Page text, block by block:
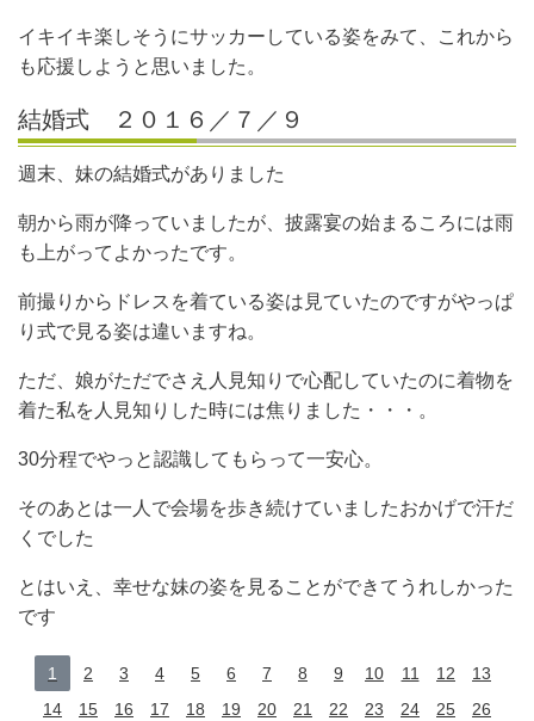
イキイキ楽しそうにサッカーしている姿をみて、これから
も応援しようと思いました。
結婚式 ２０１６／７／９
週末、妹の結婚式がありました
朝から雨が降っていましたが、披露宴の始まるころには雨
も上がってよかったです。
前撮りからドレスを着ている姿は見ていたのですがやっぱ
り式で見る姿は違いますね。
ただ、娘がただでさえ人見知りで心配していたのに着物を
着た私を人見知りした時には焦りました・・・。
30分程でやっと認識してもらって一安心。
そのあとは一人で会場を歩き続けていましたおかげで汗だ
くでした
とはいえ、幸せな妹の姿を見ることができてうれしかった
です
1 2 3 4 5 6 7 8 9 10 11 12
13
14
15 16 17 18 19 20 21 22 23 24 25
26